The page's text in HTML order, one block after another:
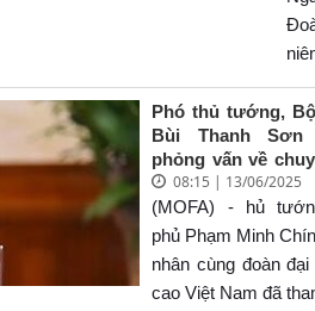
trí
kỷ
Phó thủ tướng,
Bùi Thanh
phỏng vấn về
tác của Thủ
phủ đến Estonia,
Thụy Điển
08:15 | 13/06/2025
(MOFA) - hủ
phủ Phạm Minh
nhân cùng đoàn đại
cao Việt Nam đã